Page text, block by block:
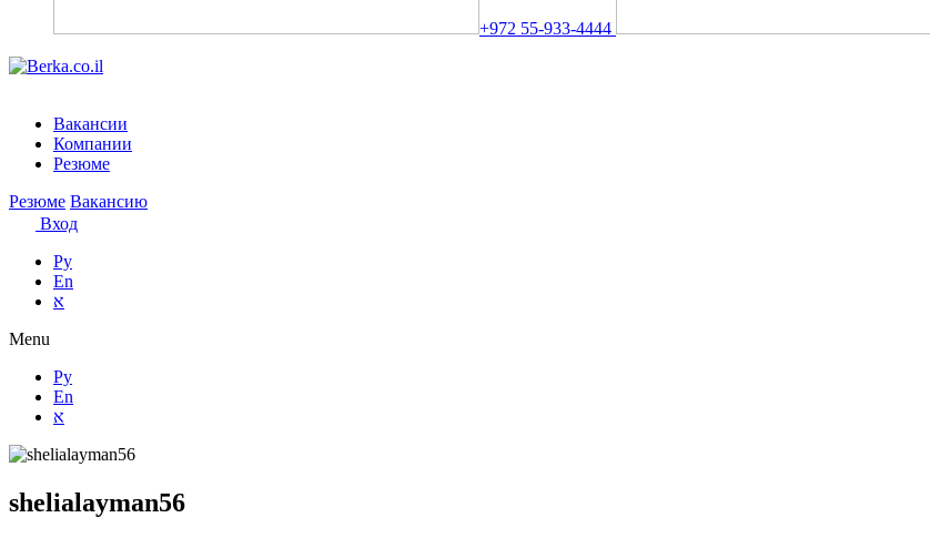
+972 55-933-4444
Вакансии
Компании
Резюме
Резюме Вакансию
Вход
Ру
En
א
Menu
Ру
En
א
shelialayman56